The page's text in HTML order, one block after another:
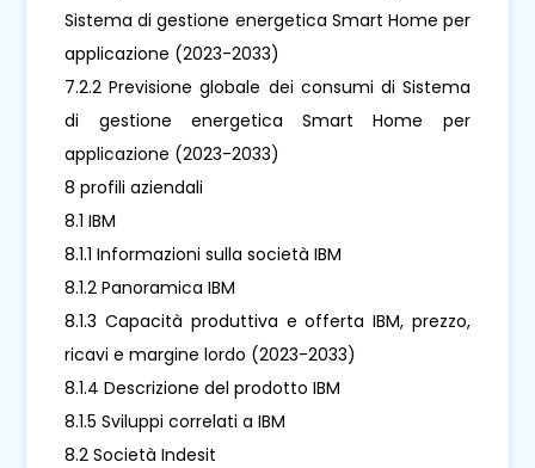
Sistema di gestione energetica Smart Home per
applicazione (2023-2033)
7.2.2 Previsione globale dei consumi di Sistema
di gestione energetica Smart Home per
applicazione (2023-2033)
8 profili aziendali
8.1 IBM
8.1.1 Informazioni sulla società IBM
8.1.2 Panoramica IBM
8.1.3 Capacità produttiva e offerta IBM, prezzo,
ricavi e margine lordo (2023-2033)
8.1.4 Descrizione del prodotto IBM
8.1.5 Sviluppi correlati a IBM
8.2 Società Indesit